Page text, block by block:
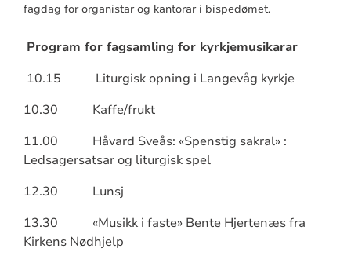
fagdag for organistar og kantorar i bispedømet.
Program for fagsamling for kyrkjemusikarar
10.15 Liturgisk opning i Langevåg kyrkje
10.30 Kaffe/frukt
11.00 Håvard Sveås: «Spenstig sakral» :
Ledsagersatsar og liturgisk spel
12.30 Lunsj
13.30 «Musikk i faste» Bente Hjertenæs fra
Kirkens Nødhjelp